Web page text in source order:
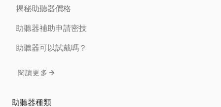
揭秘助聽器價格
助聽器補助申請密技
助聽器可以試戴嗎？
閱讀更多
助聽器種類